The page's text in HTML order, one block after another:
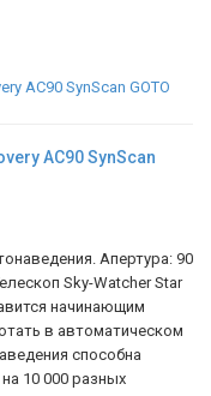
AC90 SynScan
Апертура: 90
Sky-Watcher Star
начинающим
в автоматическом
способна
10 000 разных